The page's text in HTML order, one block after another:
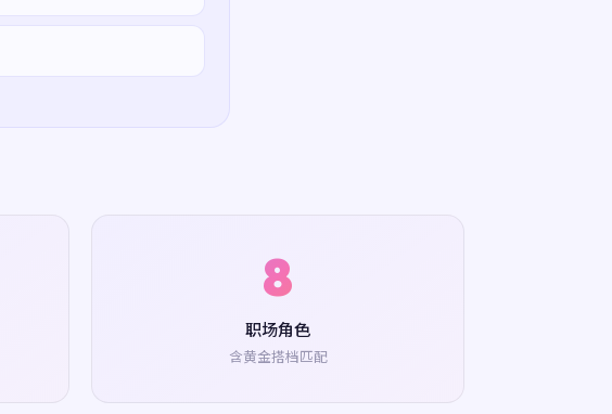
8
职场角色
含黄金搭档匹配